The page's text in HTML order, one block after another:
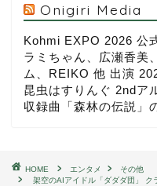
Onigiri Media
Kohmi EXPO 2026 公
ラミちゃん、広瀬香美
ム、REIKO 他 出演
昆虫はすりんぐ 2ndア
収録曲「森林の伝説」
HOME エンタメ
その他
架空のAIアイドル「ダダダ団」 ク